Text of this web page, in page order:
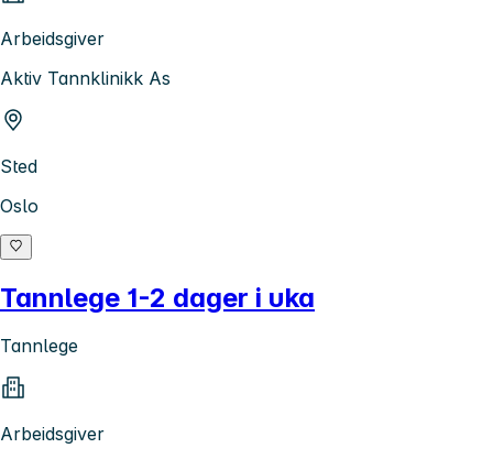
Arbeidsgiver
Aktiv Tannklinikk As
Sted
Oslo
Tannlege 1-2 dager i uka
Tannlege
Arbeidsgiver